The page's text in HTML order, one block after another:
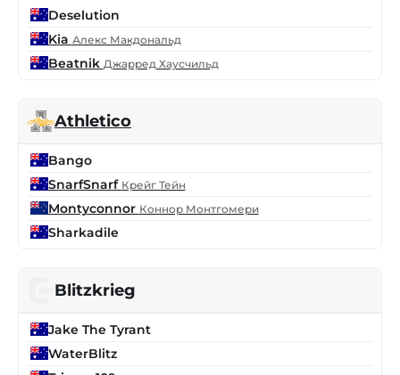
Deselution
Kia Алекс Макдональд
Beatnik Джарред Хаусчильд
Athletico
Bango
SnarfSnarf Крейг Тейн
Montyconnor Коннор Монтгомери
Sharkadile
Blitzkrieg
Jake The Tyrant
WaterBlitz